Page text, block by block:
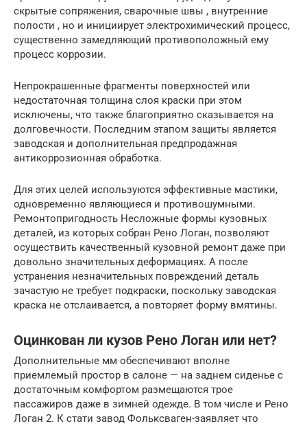
скрытые сопряжения, сварочные швы , внутренние
полости , но и инициирует электрохимический процесс,
существенно замедляющий противоположный ему
процесс коррозии.
Непрокрашенные фрагменты поверхностей или
недостаточная толщина слоя краски при этом
исключены, что также благоприятно сказывается на
долговечности. Последним этапом защиты является
заводская и дополнительная предпродажная
антикоррозионная обработка.
Для этих целей используются эффективные мастики,
одновременно являющиеся и противошумными.
Ремонтопригодность Несложные формы кузовных
деталей, из которых собран Рено Логан, позволяют
осуществить качественный кузовной ремонт даже при
довольно значительных деформациях. А после
устранения незначительных повреждений деталь
зачастую не требует подкраски, поскольку заводская
краска не отслаивается, а повторяет форму вмятины.
Оцинкован ли кузов Рено Логан или нет?
Дополнительные мм обеспечивают вполне
приемлемый простор в салоне — на заднем сиденье с
достаточным комфортом размещаются трое
пассажиров даже в зимней одежде. В том числе и Рено
Логан 2. К стати завод Фольксваген-заявляет что